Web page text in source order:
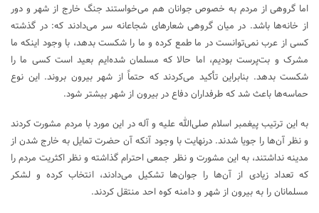
اما گروهی از مردم به خصوص جوانان هم می‌خواستند جنگ خارج از شهر و دور
از خانه‌ها باشد. در میان گروهی شعارهای شجاعانه سر می‌دادند که: در گذشته
کسی از عرب نمی‌توانست در ما طمع کرده و ما را شکست بدهد، با وجود اینکه ما
مشرک و بت‌پرست بودیم، اما حالا که مسلمان شده‌ایم بعید است کسی ما را
شکست بدهد. بنابراین تأکید می‌کردند که حتماً از شهر بیرون بروند. این نوع
حماسه‌ها باعث شد که طرفداران دفاع در بیرون از شهر بیشتر شود.
به این ترتیب پیغمبر اسلام صلی‌الله علیه و آله در این مورد با مردم مشورت کردند
و نظر آن‌ها را جویا شدند. درنهایت با وجود آنکه آن حضرت تمایل به خارج شدن از
مدینه نداشتند، به این مشورت و نظر جمعی احترام گذاشته و نظر اکثریت مردم را
که تعداد زیادی از آن‌ها را جوان‌ها تشکیل می‌دادند، انتخاب کرده و لشکر
مسلمانان را به بیرون از شهر و دامنه کوه احد منتقل کردند.